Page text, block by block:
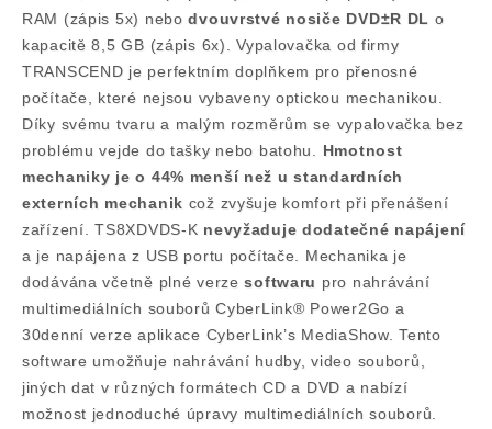
RAM (zápis 5x) nebodvouvrstvé nosiče DVD±R DL o
kapacitě 8,5 GB (zápis 6x). Vypalovačka od firmy
TRANSCEND je perfektním doplňkem pro přenosné
počítače, které nejsou vybaveny optickou mechanikou.
Díky svému tvaru a malým rozměrům se vypalovačka bez
problému vejde do tašky nebo batohu. Hmotnost
mechaniky je o 44% menší než u standardních
externích mechanik což zvyšuje komfort při přenášení
zařízení. TS8XDVDS-K nevyžaduje dodatečné napájení
a je napájena z USB portu počítače. Mechanika je
dodávána včetně plné verzesoftwaru pro nahrávání
multimediálních souborů CyberLink® Power2Go a
30denní verze aplikace CyberLink’s MediaShow. Tento
software umožňuje nahrávání hudby, video souborů,
jiných dat v různých formátech CD a DVD a nabízí
možnost jednoduché úpravy multimediálních souborů.